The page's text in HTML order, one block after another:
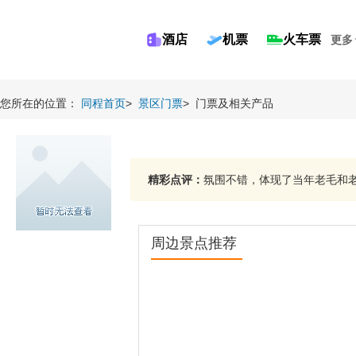
酒店 机票 火车票 更多
您所在的位置： 同程首页> 景区门票> 门票及相关产品
精彩点评： 氛围不错，体现了当年老毛和
周边景点推荐